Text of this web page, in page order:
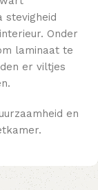
stevigheid
Onder
laminaat te
er viltjes
en